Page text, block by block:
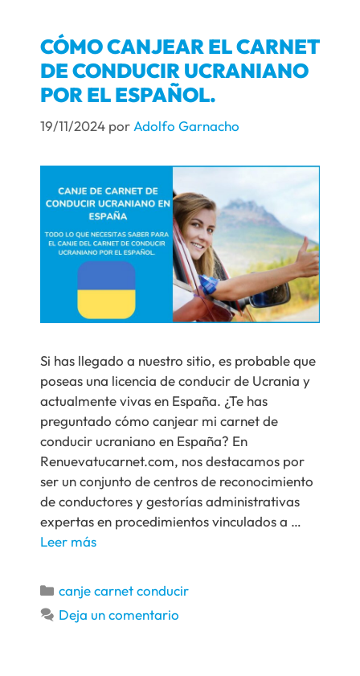
CÓMO CANJEAR EL CARNET
DE CONDUCIR UCRANIANO
POR EL ESPAÑOL.
19/11/2024 por Adolfo Garnacho
Si has llegado a nuestro sitio, es probable que
poseas una licencia de conducir de Ucrania y
actualmente vivas en España. ¿Te has
preguntado cómo canjear mi carnet de
conducir ucraniano en España? En
Renuevatucarnet.com, nos destacamos por
ser un conjunto de centros de reconocimiento
de conductores y gestorías administrativas
expertas en procedimientos vinculados a …
Leer más
canje carnet conducir
Deja un comentario